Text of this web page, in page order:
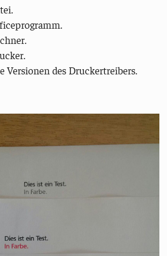
Versionen des Druckertreibers.